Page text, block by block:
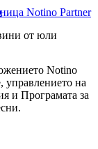
Notino Partner
от юли
Notino
управлението на
и Програмата за